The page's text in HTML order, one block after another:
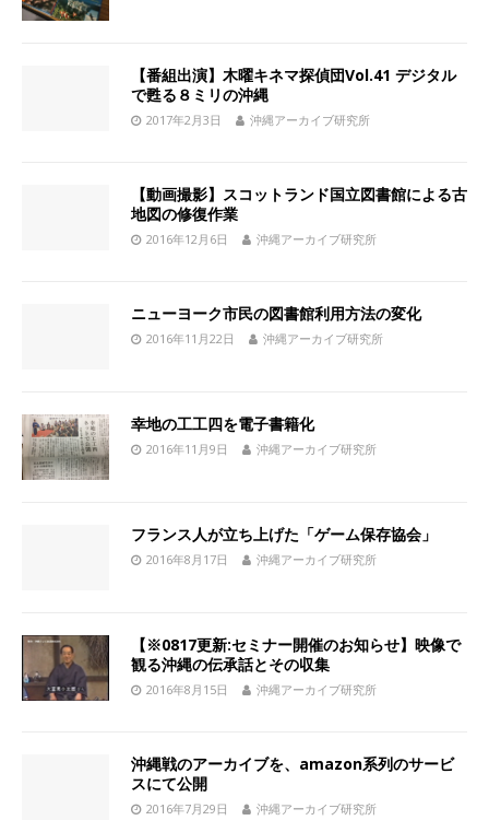
【番組出演】木曜キネマ探偵団Vol.41 デジタル
で甦る８ミリの沖縄
2017年2月3日 沖縄アーカイブ研究所
【動画撮影】スコットランド国立図書館による古
地図の修復作業
2016年12月6日 沖縄アーカイブ研究所
ニューヨーク市民の図書館利用方法の変化
2016年11月22日 沖縄アーカイブ研究所
幸地の工工四を電子書籍化
2016年11月9日 沖縄アーカイブ研究所
フランス人が立ち上げた「ゲーム保存協会」
2016年8月17日 沖縄アーカイブ研究所
【※0817更新:セミナー開催のお知らせ】映像で
観る沖縄の伝承話とその収集
2016年8月15日 沖縄アーカイブ研究所
沖縄戦のアーカイブを、amazon系列のサービ
スにて公開
2016年7月29日 沖縄アーカイブ研究所